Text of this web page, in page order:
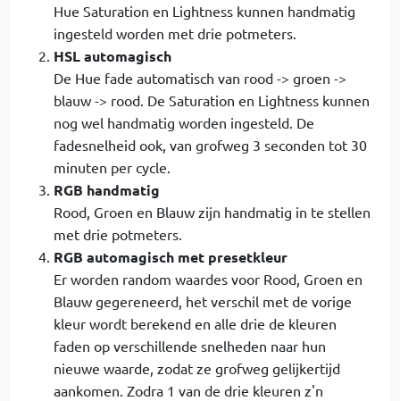
Hue Saturation en Lightness kunnen handmatig
ingesteld worden met drie potmeters.
HSL automagisch
De Hue fade automatisch van rood -> groen ->
blauw -> rood. De Saturation en Lightness kunnen
nog wel handmatig worden ingesteld. De
fadesnelheid ook, van grofweg 3 seconden tot 30
minuten per cycle.
RGB handmatig
Rood, Groen en Blauw zijn handmatig in te stellen
met drie potmeters.
RGB automagisch met presetkleur
Er worden random waardes voor Rood, Groen en
Blauw gegereneerd, het verschil met de vorige
kleur wordt berekend en alle drie de kleuren
faden op verschillende snelheden naar hun
nieuwe waarde, zodat ze grofweg gelijkertijd
aankomen. Zodra 1 van de drie kleuren z'n